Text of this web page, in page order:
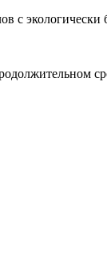
с экологически